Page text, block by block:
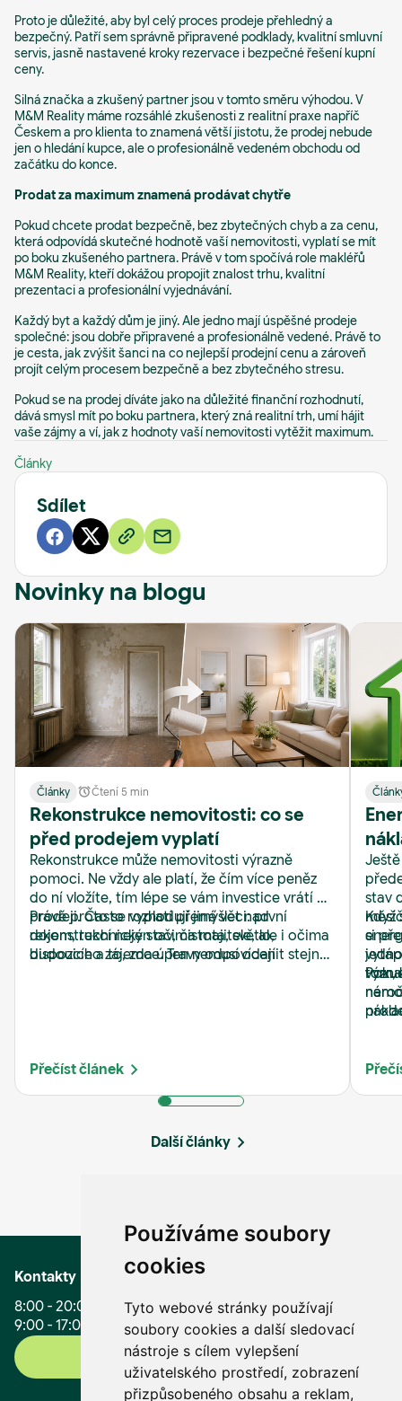
Používáme soubory
cookies
Tyto webové stránky používají
soubory cookies a další sledovací
nástroje s cílem vylepšení
uživatelského prostředí, zobrazení
přizpůsobeného obsahu a reklam,
Proto je důležité, aby byl celý proces prodeje přehledný a
bezpečný. Patří sem správně připravené podklady, kvalitní smluvní
servis, jasně nastavené kroky rezervace i bezpečné řešení kupní
ceny.
Silná značka a zkušený partner jsou v tomto směru výhodou. V
M&M Reality máme rozsáhlé zkušenosti z realitní praxe napříč
Českem a pro klienta to znamená větší jistotu, že prodej nebude
jen o hledání kupce, ale o profesionálně vedeném obchodu od
začátku do konce.
Prodat za maximum znamená prodávat chytře
Pokud chcete prodat bezpečně, bez zbytečných chyb a za cenu,
která odpovídá skutečné hodnotě vaší nemovitosti, vyplatí se mít
po boku zkušeného partnera. Právě v tom spočívá role makléřů
M&M Reality, kteří dokážou propojit znalost trhu, kvalitní
prezentaci a profesionální vyjednávání.
Každý byt a každý dům je jiný. Ale jedno mají úspěšné prodeje
společné: jsou dobře připravené a profesionálně vedené. Právě to
je cesta, jak zvýšit šanci na co nejlepší prodejní cenu a zároveň
projít celým procesem bezpečně a bez zbytečného stresu.
Pokud se na prodej díváte jako na důležité finanční rozhodnutí,
dává smysl mít po boku partnera, který zná realitní trh, umí hájit
vaše zájmy a ví, jak z hodnoty vaší nemovitosti vytěžit maximum.
Články
Sdílet
Novinky na blogu
Články Čtení 5 min
Rekonstrukce nemovitosti: co se
před prodejem vyplatí
Rekonstrukce může nemovitosti výrazně
pomoci. Ne vždy ale platí, že čím více peněz
do ní vložíte, tím lépe se vám investice vrátí při
prodeji. Často rozhodují jiné věci: první
dojem, technický stav, čistota, světlo,
dispozice a to, zda úpravy odpovídají
Právě proto se vyplatí přemýšlet nad
rekonstrukcí nejen očima majitele, ale i očima
budoucího zájemce. Ten nemusí ocenit stejný
Přečíst článek
stav
tom,
Když
si
Další články
Kontakty
8:00 - 20:00 (Po - Pá)
9:00 - 17:00 (So, Ne, svátky)
+420 296 399 006